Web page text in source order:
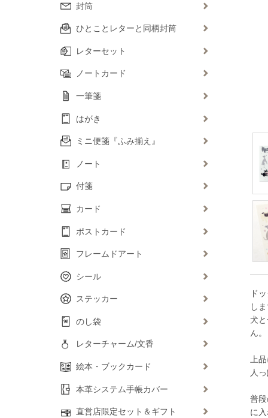
ド
し
犬
ん。
上
人
普
に
封筒
ひとことレターと同柄封筒
レターセット
ノートカード
一筆箋
はがき
ミニ便箋『ふみ揃え』
ノート
付箋
カード
ポストカード
フレームドアート
シール
ステッカー
のし袋
レターチャーム/文香
絵本・ブックカード
本革システム手帳カバー
直営店限定セット＆ギフト